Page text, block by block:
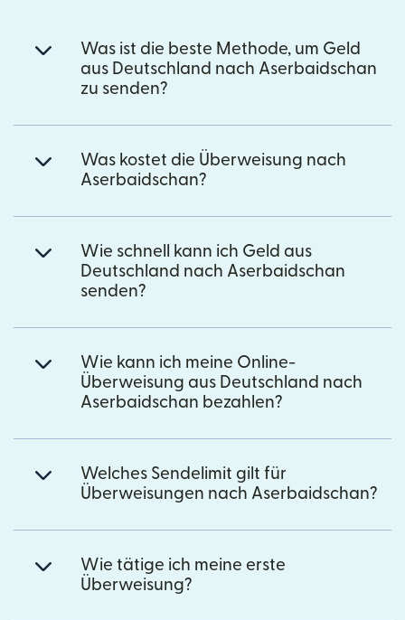
Was ist die beste Methode, um Geld
aus Deutschland nach Aserbaidschan
zu senden?
Was kostet die Überweisung nach
Aserbaidschan?
Wie schnell kann ich Geld aus
Deutschland nach Aserbaidschan
senden?
Wie kann ich meine Online-
Überweisung aus Deutschland nach
Aserbaidschan bezahlen?
Welches Sendelimit gilt für
Überweisungen nach Aserbaidschan?
Wie tätige ich meine erste
Überweisung?